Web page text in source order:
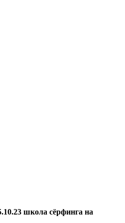
школа сёрфинга на